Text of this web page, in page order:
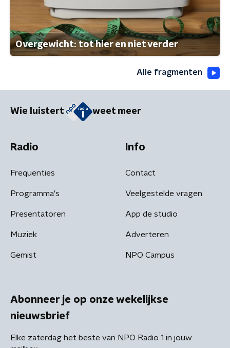
Overgewicht: tot hier en niet verder
Alle fragmenten
Wie luistert weet meer
Radio
Frequenties
Programma's
Presentatoren
Muziek
Gemist
Info
Contact
Veelgestelde vragen
App de studio
Adverteren
NPO Campus
Abonneer je op onze wekelijkse
nieuwsbrief
Elke zaterdag het beste van NPO Radio 1 in jouw